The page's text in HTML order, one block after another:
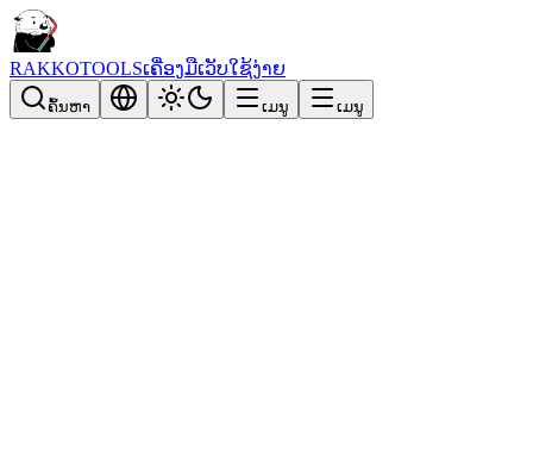
RAKKOTOOLSເຄື່ອງມືເວັບໃຊ້ງ່າຍ
ຄົ້ນຫາ ເມນູ ເມນູ